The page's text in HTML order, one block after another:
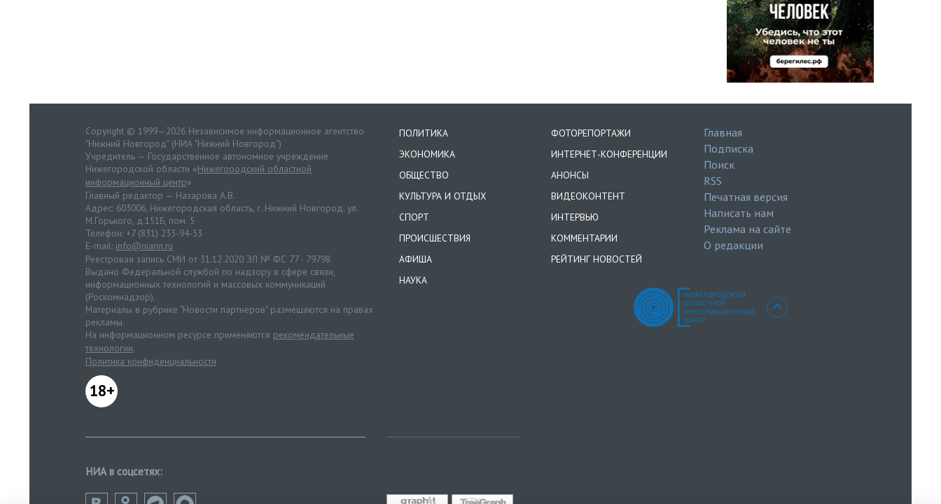
Copyright © 1999—2026 Независимое информационное агентство
"Нижний Новгород" (НИА "Нижний Новгород")
Учредитель — Государственное автономное учреждение
Нижегородской области «Нижегородский областной
информационный центр»
Главный редактор — Назарова А.В.
Адрес: 603006, Нижегородская область, г. Нижний Новгород. ул.
М.Горького, д.151Б, пом. 5
Телефон: +7 (831) 233-94-53
E-mail: info@niann.ru
Реестровая запись СМИ от 31.12.2020 ЭЛ № ФС 77 - 79798.
Выдано Федеральной службой по надзору в сфере связи,
информационных технологий и массовых коммуникаций
(Роскомнадзор).
Материалы в рубрике "Новости партнеров" размещаются на правах
рекламы.
На информационном ресурсе применяются рекомендательные
технологии.
Политика конфиденциальности
18+
ПОЛИТИКА
ЭКОНОМИКА
ОБЩЕСТВО
КУЛЬТУРА И ОТДЫХ
СПОРТ
ПРОИСШЕСТВИЯ
АФИША
НАУКА
ФОТОРЕПОРТАЖИ
ИНТЕРНЕТ-КОНФЕРЕНЦИИ
АНОНСЫ
ВИДЕОКОНТЕНТ
ИНТЕРВЬЮ
КОММЕНТАРИИ
РЕЙТИНГ НОВОСТЕЙ
Главная
Подписка
Поиск
RSS
Печатная версия
Написать нам
Реклама на сайте
О редакции
НИА в соцсетях: